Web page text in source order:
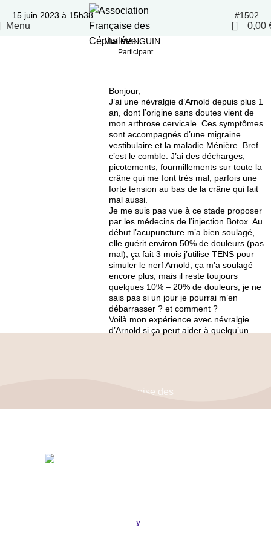
Menu 0 0,00
15 juin 2023 à 15h38 #1502
Mai MANGUIN
Participant
Bonjour,
J’ai une névralgie d’Arnold depuis plus 1
an, dont l’origine sans doutes vient de
mon arthrose cervicale. Ces symptômes
sont accompagnés d’une migraine
vestibulaire et la maladie Ménière. Bref
c’est le comble. J’ai des décharges,
picotements, fourmillements sur toute la
crâne qui me font très mal, parfois une
forte tension au bas de la crâne qui fait
mal aussi.
Je me suis pas vue à ce stade proposer
par les médecins de l’injection Botox. Au
début l’acupuncture m’a bien soulagé,
elle guérit environ 50% de douleurs (pas
mal), ça fait 3 mois j’utilise TENS pour
simuler le nerf Arnold, ça m’a soulagé
encore plus, mais il reste toujours
quelques 10% – 20% de douleurs, je ne
sais pas si un jour je pourrai m’en
débarrasser ? et comment ?
Voilà mon expérience avec névralgie
d’Arnold si ça peut aider à quelqu’un.
y